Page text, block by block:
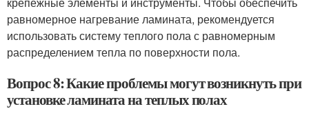
равномерное нагревание ламината, рекомендуется
использовать систему теплого пола с равномерным
распределением тепла по поверхности пола.
Вопрос 8: Какие проблемы могут возникнуть при
установке ламината на теплых полах